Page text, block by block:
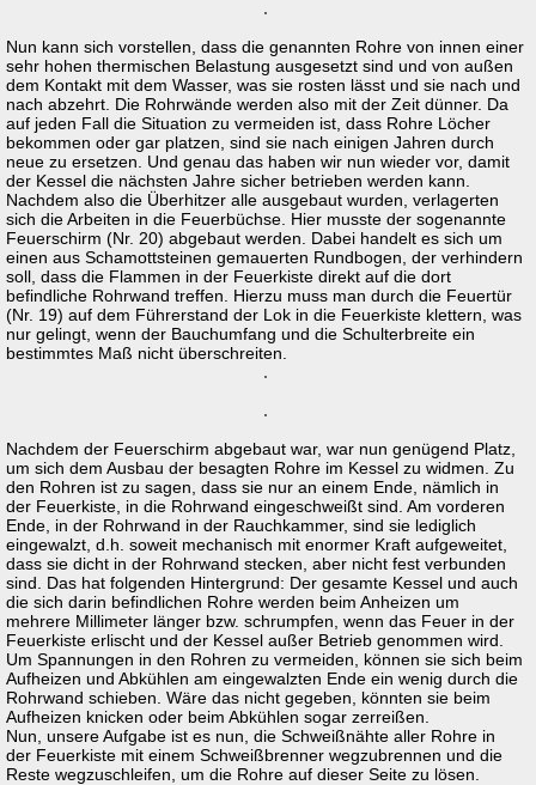
Nun kann sich vorstellen, dass die genannten Rohre von innen einer
sehr hohen thermischen Belastung ausgesetzt sind und von außen
dem Kontakt mit dem Wasser, was sie rosten lässt und sie nach und
nach abzehrt. Die Rohrwände werden also mit der Zeit dünner. Da
auf jeden Fall die Situation zu vermeiden ist, dass Rohre Löcher
bekommen oder gar platzen, sind sie nach einigen Jahren durch
neue zu ersetzen. Und genau das haben wir nun wieder vor, damit
der Kessel die nächsten Jahre sicher betrieben werden kann.
Nachdem also die Überhitzer alle ausgebaut wurden, verlagerten
sich die Arbeiten in die Feuerbüchse. Hier musste der sogenannte
Feuerschirm (Nr. 20) abgebaut werden. Dabei handelt es sich um
einen aus Schamottsteinen gemauerten Rundbogen, der verhindern
soll, dass die Flammen in der Feuerkiste direkt auf die dort
befindliche Rohrwand treffen. Hierzu muss man durch die Feuertür
(Nr. 19) auf dem Führerstand der Lok in die Feuerkiste klettern, was
nur gelingt, wenn der Bauchumfang und die Schulterbreite ein
bestimmtes Maß nicht überschreiten.
Nachdem der Feuerschirm abgebaut war, war nun genügend Platz,
um sich dem Ausbau der besagten Rohre im Kessel zu widmen. Zu
den Rohren ist zu sagen, dass sie nur an einem Ende, nämlich in
der Feuerkiste, in die Rohrwand eingeschweißt sind. Am vorderen
Ende, in der Rohrwand in der Rauchkammer, sind sie lediglich
eingewalzt, d.h. soweit mechanisch mit enormer Kraft aufgeweitet,
dass sie dicht in der Rohrwand stecken, aber nicht fest verbunden
sind. Das hat folgenden Hintergrund: Der gesamte Kessel und auch
die sich darin befindlichen Rohre werden beim Anheizen um
mehrere Millimeter länger bzw. schrumpfen, wenn das Feuer in der
Feuerkiste erlischt und der Kessel außer Betrieb genommen wird.
Um Spannungen in den Rohren zu vermeiden, können sie sich beim
Aufheizen und Abkühlen am eingewalzten Ende ein wenig durch die
Rohrwand schieben. Wäre das nicht gegeben, könnten sie beim
Aufheizen knicken oder beim Abkühlen sogar zerreißen.
Nun, unsere Aufgabe ist es nun, die Schweißnähte aller Rohre in
der Feuerkiste mit einem Schweißbrenner wegzubrennen und die
Reste wegzuschleifen, um die Rohre auf dieser Seite zu lösen.